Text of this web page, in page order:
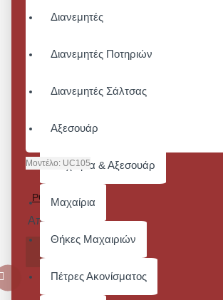
Διανεμητές
Διανεμητές Ποτηριών
Διανεμητές Σάλτσας
Αξεσουάρ
Μαχαίρια & Αξεσουάρ
Μαχαίρια
Θήκες Μαχαιριών
Πέτρες Ακονίσματος
Μοντέλο: UC105
ACTIVE
POLOSHIRT
Από 13,64€